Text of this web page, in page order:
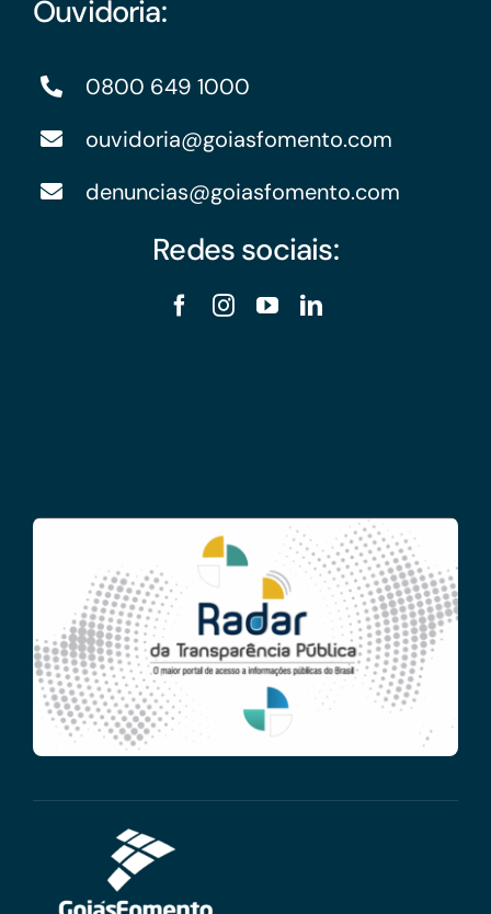
Ouvidoria:
0800 649 1000
ouvidoria@goiasfomento.com
denuncias@goiasfomento.com
Redes sociais: